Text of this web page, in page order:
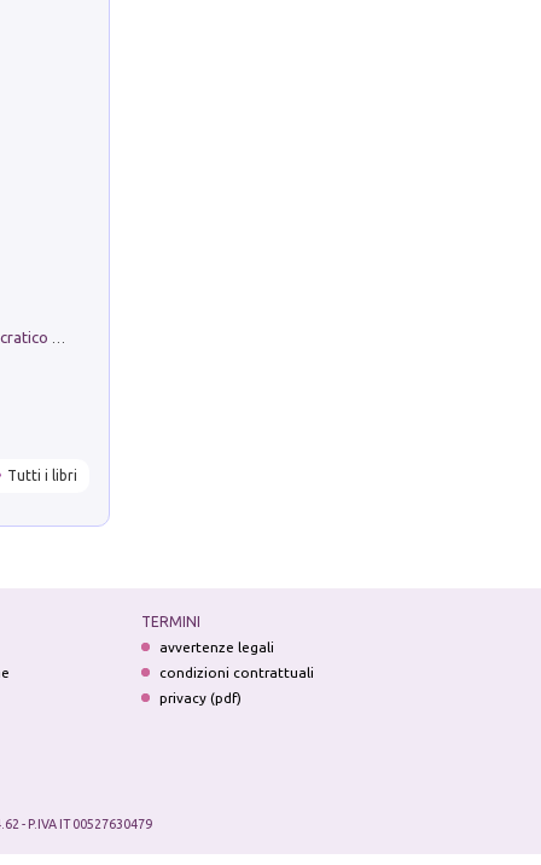
Tutti i libri
TERMINI
avvertenze legali
condizioni contrattuali
privacy (pdf)
- P.IVA IT 00527630479